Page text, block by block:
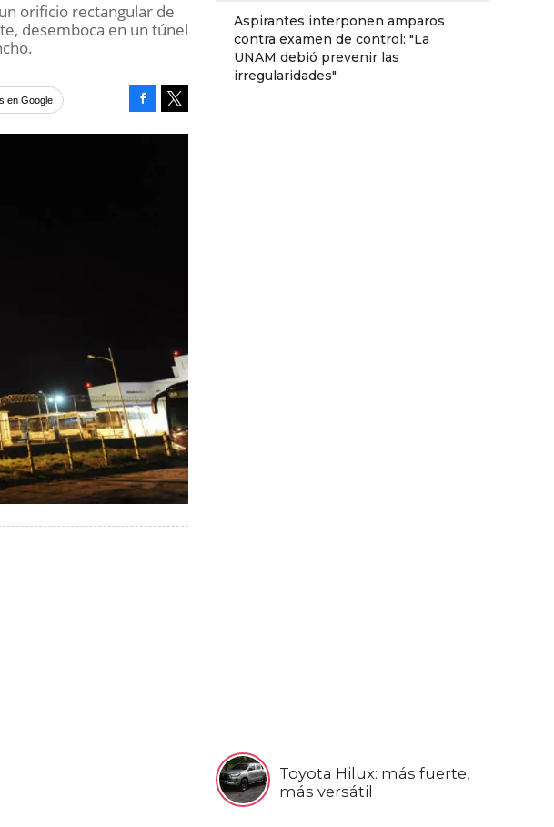
Aspirantes interponen amparos
contra examen de control: "La
UNAM debió prevenir las
irregularidades"
Toyota Hilux: más fuerte,
más versátil
orificio rectangular de
desemboca en un túnel
en Google